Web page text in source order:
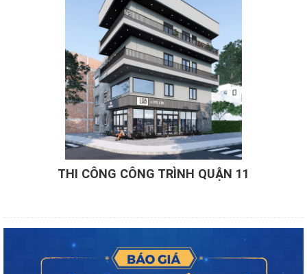
THI CÔNG CÔNG TRÌNH QUẬN 11